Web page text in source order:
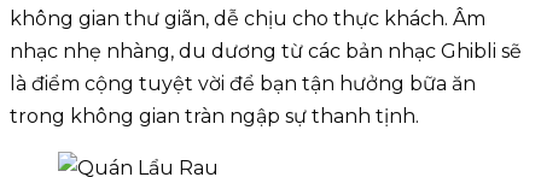
không gian thư giãn, dễ chịu cho thực khách. Âm
nhạc nhẹ nhàng, du dương từ các bản nhạc Ghibli sẽ
là điểm cộng tuyệt vời để bạn tận hưởng bữa ăn
trong không gian tràn ngập sự thanh tịnh.